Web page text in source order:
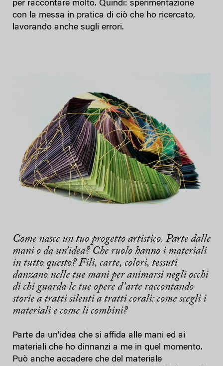
per raccontare molto. Quindi: sperimentazione
con la messa in pratica di ciò che ho ricercato,
lavorando anche sugli errori.
Come nasce un tuo progetto artistico. Parte dalle
mani o da un’idea? Che ruolo hanno i materiali
in tutto questo? Fili, carte, colori, tessuti
danzano nelle tue mani per animarsi negli occhi
di chi guarda le tue opere d’arte raccontando
storie a tratti silenti a tratti corali: come scegli i
materiali e come li combini?
Parte da un’idea che si affida alle mani ed ai
materiali che ho dinnanzi a me in quel momento.
Può anche accadere che del materiale